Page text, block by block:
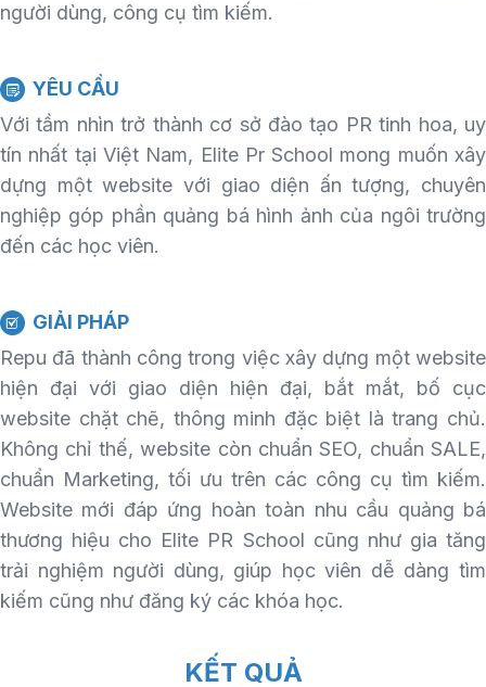
người dùng, công cụ tìm kiếm.
YÊU CẦU
Với tầm nhìn trở thành cơ sở đào tạo PR tinh hoa, uy
tín nhất tại Việt Nam, Elite Pr School mong muốn xây
dựng một website với giao diện ấn tượng, chuyên
nghiệp góp phần quảng bá hình ảnh của ngôi trường
đến các học viên.
GIẢI PHÁP
Repu đã thành công trong việc xây dựng một website
hiện đại với giao diện hiện đại, bắt mắt, bố cục
website chặt chẽ, thông minh đặc biệt là trang chủ.
Không chỉ thế, website còn chuẩn SEO, chuẩn SALE,
chuẩn Marketing, tối ưu trên các công cụ tìm kiếm.
Website mới đáp ứng hoàn toàn nhu cầu quảng bá
thương hiệu cho Elite PR School cũng như gia tăng
trải nghiệm người dùng, giúp học viên dễ dàng tìm
kiếm cũng như đăng ký các khóa học.
KẾT QUẢ